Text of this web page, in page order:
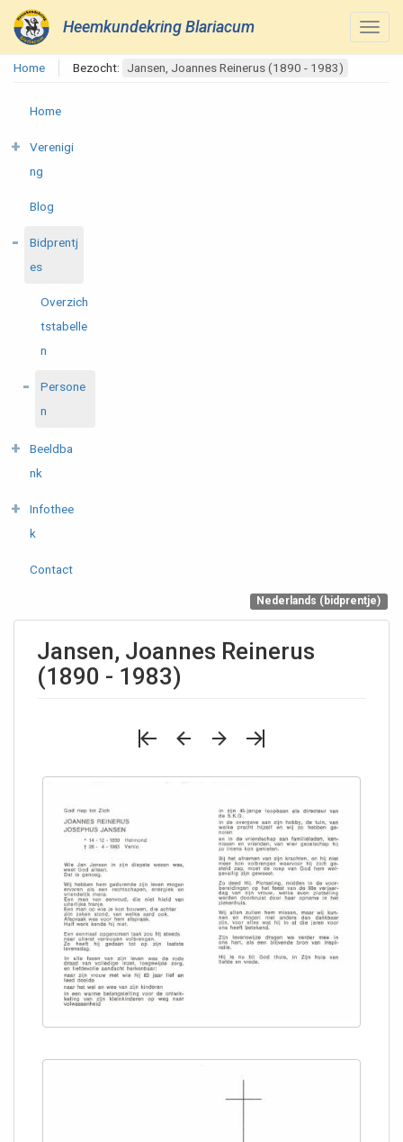
Heemkundekring Blariacum
Home Bezocht: Jansen, Joannes Reinerus (1890 - 1983)
Home
Verenigi
ng
Blog
Bidprentj
es
Overzich
tstabelle
n
Persone
n
Beeldba
nk
Infothee
k
Contact
Nederlands (bidprentje)
Jansen, Joannes Reinerus
(1890 - 1983)